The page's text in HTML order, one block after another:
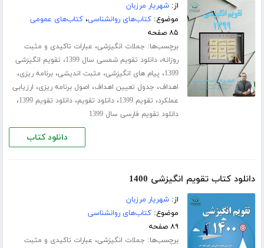
از:شهریار مرزبان
موضوع:کتاب‌های روانشناسی،کتاب‌های عمومی
۸۵ صفحه
برچسب‌ها: جملات انگیزشی، عبارات تاکیدی و مثبت
روزانه،دانلود تقویم شمسی سال 1399 ، تقویم انگیزشی
1399، پیام های انگیزشی، مثبت اندیشی،برنامه ریزی،
اهداف، جدول تعیین اهداف، اصول برنامه ریزی، ارزیابی
عملکرد، تقویم 1399 ،دانلود تقویم،دانلود تقویم 1399 ،
دانلود تقویم فارسی سال 1399
دانلود کتاب
دانلود کتاب تقویم انگیزشی 1400
از:شهریار مرزبان
موضوع:کتاب‌های روانشناسی
۸۹ صفحه
برچسب‌ها: جملات انگیزشی، عبارات تاکیدی و مثبت